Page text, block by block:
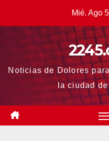
Mié. Ago
Noticias de Dolores
la ciudad